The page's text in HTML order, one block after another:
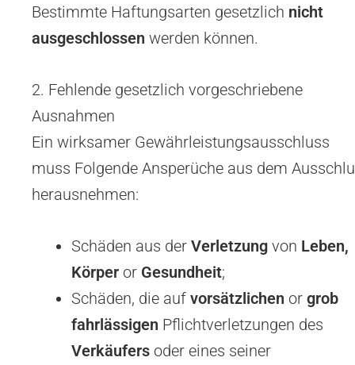
Bestimmte Haftungsarten gesetzlich nicht
ausgeschlossen werden können.
2. Fehlende gesetzlich vorgeschriebene
Ausnahmen
Ein wirksamer Gewährleistungsausschluss
muss Folgende Ansperüche aus dem
herausnehmen:
Schäden aus der Verletzung von Leben,
Körper or Gesundheit;
Schäden, die auf vorsätzlichen or grob
fahrlässigen Pflichtverletzungen des
Verkäufers oder eines seiner